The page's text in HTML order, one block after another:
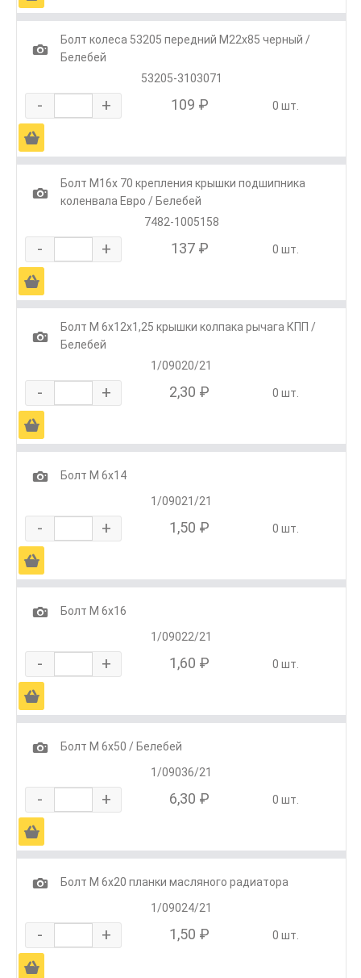
1
Болт колеса 53205 передний М22х85 черный /
Белебей
53205-3103071
- + 109 ₽ 0 шт.
Ä
1
Болт М16х 70 крепления крышки подшипника
коленвала Евро / Белебей
7482-1005158
- + 137 ₽ 0 шт.
Ä
1
Болт М 6х12х1,25 крышки колпака рычага КПП /
Белебей
1/09020/21
- + 2,30 ₽ 0 шт.
Ä
1
Болт М 6х14
1/09021/21
- + 1,50 ₽ 0 шт.
Ä
1
Болт М 6х16
1/09022/21
- + 1,60 ₽ 0 шт.
Ä
1
Болт М 6х50 / Белебей
1/09036/21
- + 6,30 ₽ 0 шт.
Ä
1
Болт М 6х20 планки масляного радиатора
1/09024/21
- + 1,50 ₽ 0 шт.
Ä